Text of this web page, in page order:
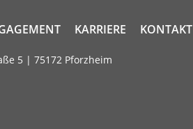
KARRIERE KONTAKT
5 | 75172 Pforzheim